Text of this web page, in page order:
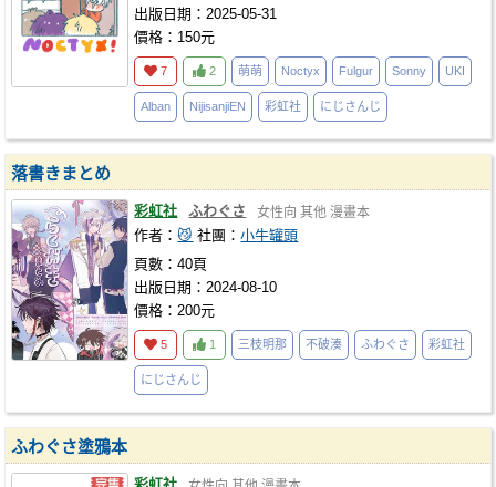
出版日期：2025-05-31
價格：150元
7 2 萌萌 Noctyx Fulgur Sonny UKI
Alban NijisanjiEN 彩虹社 にじさんじ
落書きまとめ
彩虹社 ふわぐさ 女性向 其他 漫畫本
作者：😼 社團：小牛罐頭
頁數：40頁
出版日期：2024-08-10
價格：200元
5 1 三枝明那 不破湊 ふわぐさ 彩虹社
にじさんじ
ふわぐさ塗鴉本